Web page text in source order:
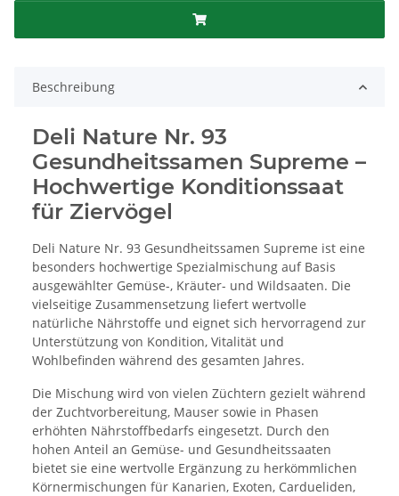
Beschreibung
Deli Nature Nr. 93
Gesundheitssamen Supreme –
Hochwertige Konditionssaat
für Ziervögel
Deli Nature Nr. 93 Gesundheitssamen Supreme ist eine
besonders hochwertige Spezialmischung auf Basis
ausgewählter Gemüse-, Kräuter- und Wildsaaten. Die
vielseitige Zusammensetzung liefert wertvolle
natürliche Nährstoffe und eignet sich hervorragend zur
Unterstützung von Kondition, Vitalität und
Wohlbefinden während des gesamten Jahres.
Die Mischung wird von vielen Züchtern gezielt während
der Zuchtvorbereitung, Mauser sowie in Phasen
erhöhten Nährstoffbedarfs eingesetzt. Durch den
hohen Anteil an Gemüse- und Gesundheitssaaten
bietet sie eine wertvolle Ergänzung zu herkömmlichen
Körnermischungen für Kanarien, Exoten, Cardueliden,